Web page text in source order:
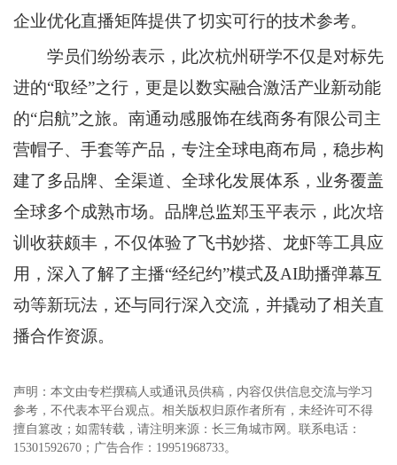
企业优化直播矩阵提供了切实可行的技术参考。
学员们纷纷表示，此次杭州研学不仅是对标先
进的“取经”之行，更是以数实融合激活产业新动能
的“启航”之旅。南通动感服饰在线商务有限公司主
营帽子、手套等产品，专注全球电商布局，稳步构
建了多品牌、全渠道、全球化发展体系，业务覆盖
全球多个成熟市场。品牌总监郑玉平表示，此次培
训收获颇丰，不仅体验了飞书妙搭、龙虾等工具应
用，深入了解了主播“经纪约”模式及AI助播弹幕互
动等新玩法，还与同行深入交流，并撬动了相关直
播合作资源。
声明：本文由专栏撰稿人或通讯员供稿，内容仅供信息交流与学习
参考，不代表本平台观点。相关版权归原作者所有，未经许可不得
擅自篡改；如需转载，请注明来源：长三角城市网。联系电话：
15301592670；广告合作：19951968733。